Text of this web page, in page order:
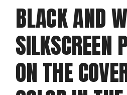
BLACK AND
SILKSCREEN
ON THE